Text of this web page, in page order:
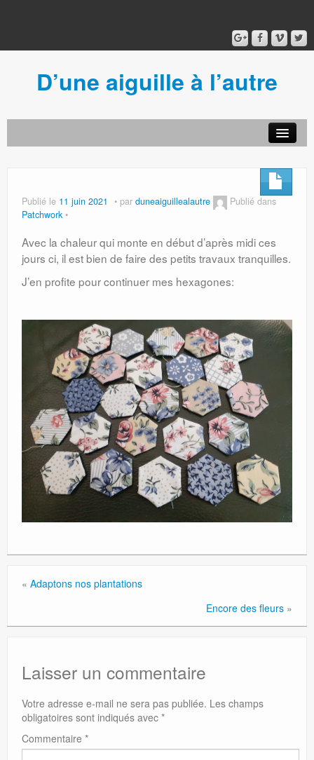
D’une aiguille à l’autre
Publié le 11 juin 2021 par duneaiguillealautre
Publié dans
Patchwork
Avec la chaleur qui monte en début d’après midi ces
jours ci, il est bien de faire des petits travaux tranquilles.
J’en profite pour continuer mes hexagones:
« Adaptons nos plantations
Encore des fleurs »
Laisser un commentaire
Votre adresse e-mail ne sera pas publiée. Les champs
obligatoires sont indiqués avec *
Commentaire *